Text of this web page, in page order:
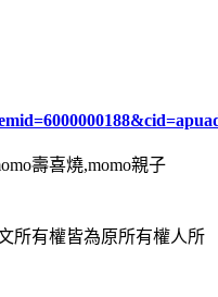
壽喜燒,momo親子
所有權皆為原所有權人所